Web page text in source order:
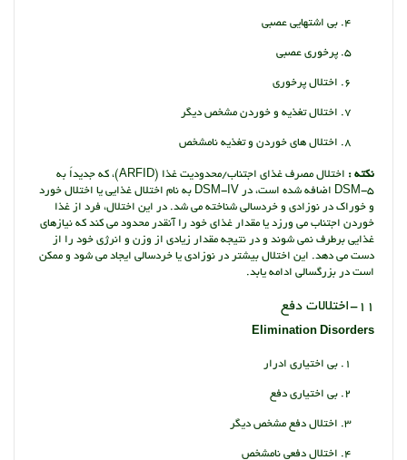
بی اشتهایی عصبی
پرخوری عصبی
اختلال پرخوری
اختلال تغذیه و خوردن مشخص دیگر
اختلال های خوردن و تغذیه نامشخص
نکته :
اختلال مصرف غذای اجتناب/محدودیت غذا (ARFID)، که جدیداً به
DSM-5 اضافه شده است، در DSM-IV به نام اختلال غذایی یا اختلال خورد
و خوراک در نوزادی و خردسالی شناخته می شد. در این اختلال، فرد از غذا
خوردن اجتناب می ورزد یا مقدار غذای خود را آنقدر محدود می کند که نیازهای
غذایی برطرف نمی شوند و در نتیجه مقدار زیادی از وزن و انرژی خود را از
دست می دهد. این اختلال بیشتر در نوزادی یا خردسالی ایجاد می شود و ممکن
است در بزرگسالی ادامه یابد.
11-اختلالات دفع
Elimination Disorders
بی اختیاری ادرار
بی اختیاری دفع
اختلال دفع مشخص دیگر
اختلال دفعی نامشخص